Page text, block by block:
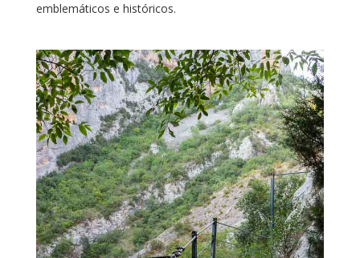
emblemáticos e históricos.